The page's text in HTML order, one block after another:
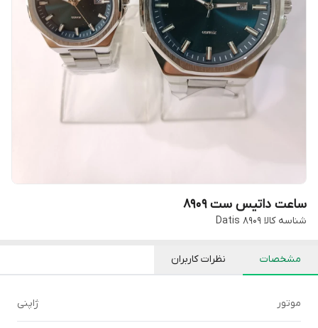
ساعت داتیس ست 8909
شناسه کالا Datis 8909
مشخصات نظرات کاربران
موتور ژاپنی